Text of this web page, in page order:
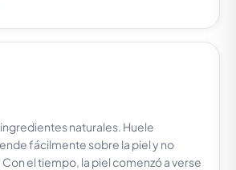
naturales. Huele
fácilmente sobre la piel y no
el tiempo, la piel comenzó a verse